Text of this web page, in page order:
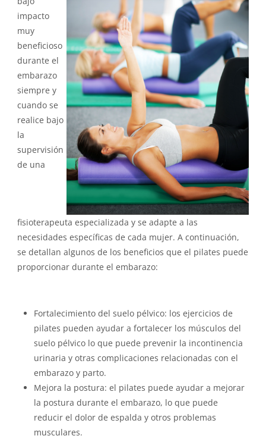
impacto
muy
beneficioso
durante el
embarazo
siempre y
cuando se
realice bajo
la
supervisión
de una
fisioterapeuta especializada y se adapte a las
necesidades específicas de cada mujer. A continuación,
se detallan algunos de los beneficios que el pilates puede
proporcionar durante el embarazo:
Fortalecimiento del suelo pélvico: los ejercicios de
pilates pueden ayudar a fortalecer los músculos del
suelo pélvico lo que puede prevenir la incontinencia
urinaria y otras complicaciones relacionadas con el
embarazo y parto.
Mejora la postura: el pilates puede ayudar a mejorar
la postura durante el embarazo, lo que puede
reducir el dolor de espalda y otros problemas
musculares.